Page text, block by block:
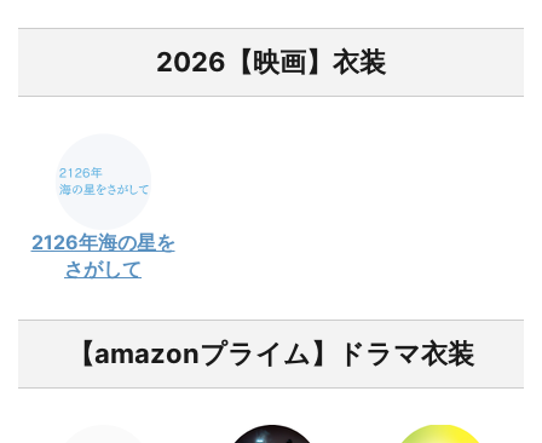
2026【映画】衣装
2126年海の星を
さがして
【amazonプライム】ドラマ衣装